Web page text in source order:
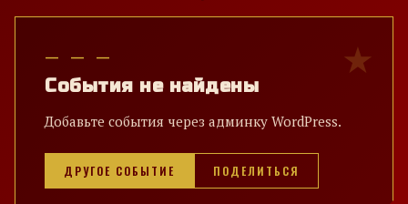
— — —
События не найдены
Добавьте события через админку WordPress.
ДРУГОЕ СОБЫТИЕ ПОДЕЛИТЬСЯ